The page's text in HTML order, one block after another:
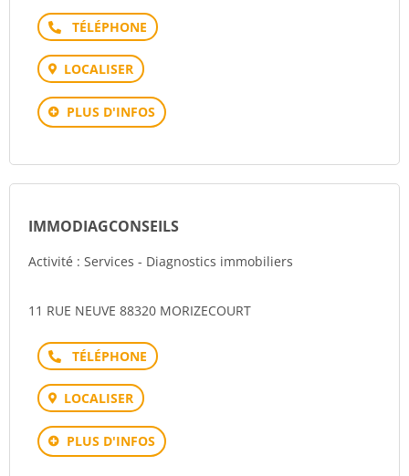
Téléphone
LOCALISER
PLUS D'INFOS
IMMODIAGCONSEILS
Activité : Services - Diagnostics immobiliers
11 RUE NEUVE 88320 MORIZECOURT
Téléphone
LOCALISER
PLUS D'INFOS